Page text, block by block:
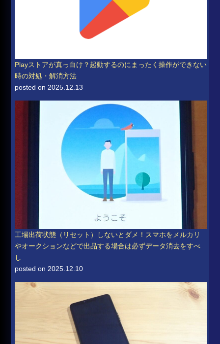
Playストアが真っ白け？起動するのにまったく操作ができない
時の対処・解消方法
posted on 2025.12.13
工場出荷状態（リセット）しないとダメ！スマホをメルカリ
やオークションなどで出品する場合は必ずデータ消去をすべ
し
posted on 2025.12.10